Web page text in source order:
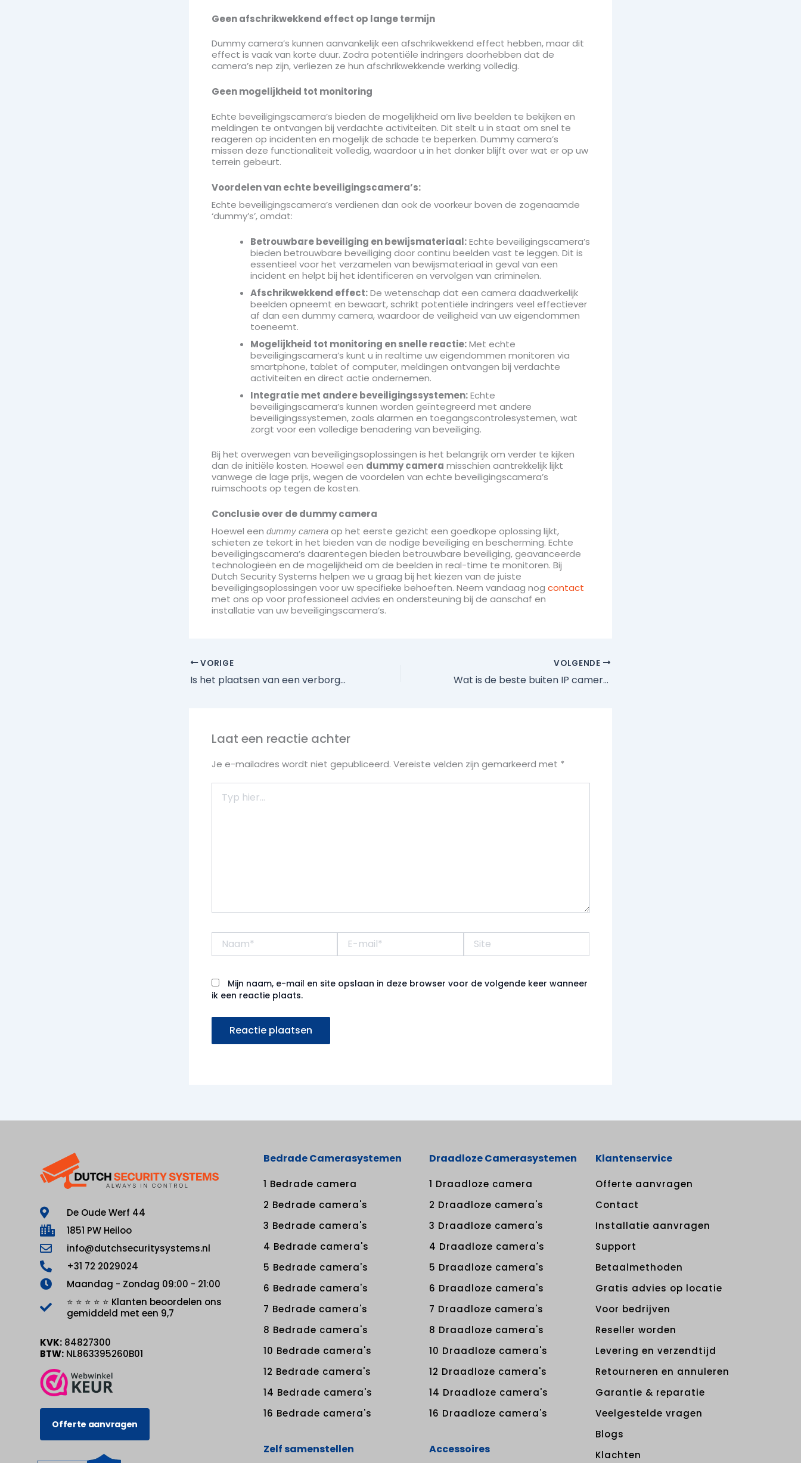
Geen afschrikwekkend effect op lange termijn
Dummy camera’s kunnen aanvankelijk een afschrikwekkend effect hebben, maar dit
effect is vaak van korte duur. Zodra potentiële indringers doorhebben dat de
camera’s nep zijn, verliezen ze hun afschrikwekkende werking volledig.
Geen mogelijkheid tot monitoring
Echte beveiligingscamera’s bieden de mogelijkheid om live beelden te bekijken en
meldingen te ontvangen bij verdachte activiteiten. Dit stelt u in staat om snel te
reageren op incidenten en mogelijk de schade te beperken. Dummy camera’s
missen deze functionaliteit volledig, waardoor u in het donker blijft over wat er op uw
terrein gebeurt.
Voordelen van echte beveiligingscamera’s:
Echte beveiligingscamera’s verdienen dan ook de voorkeur boven de zogenaamde
‘dummy’s’, omdat:
Betrouwbare beveiliging en bewijsmateriaal:Echte beveiligingscamera’s
bieden betrouwbare beveiliging door continu beelden vast te leggen. Dit is
essentieel voor het verzamelen van bewijsmateriaal in geval van een
incident en helpt bij het identificeren en vervolgen van criminelen.
Afschrikwekkend effect:De wetenschap dat een camera daadwerkelijk
beelden opneemt en bewaart, schrikt potentiële indringers veel effectiever
af dan een dummy camera, waardoor de veiligheid van uw eigendommen
toeneemt.
Mogelijkheid tot monitoring en snelle reactie:Met echte
beveiligingscamera’s kunt u in realtime uw eigendommen monitoren via
smartphone, tablet of computer, meldingen ontvangen bij verdachte
activiteiten en direct actie ondernemen.
Integratie met andere beveiligingssystemen:Echte
beveiligingscamera’s kunnen worden geïntegreerd met andere
beveiligingssystemen, zoals alarmen en toegangscontrolesystemen, wat
zorgt voor een volledige benadering van beveiliging.
Bij het overwegen van beveiligingsoplossingen is het belangrijk om verder te kijken
dan de initiële kosten. Hoewel een dummy camera misschien aantrekkelijk lijkt
vanwege de lage prijs, wegen de voordelen van echte beveiligingscamera’s
ruimschoots op tegen de kosten.
Conclusie over de dummy camera
Hoewel een dummy camera op het eerste gezicht een goedkope oplossing lijkt,
schieten ze tekort in het bieden van de nodige beveiliging en bescherming. Echte
beveiligingscamera’s daarentegen bieden betrouwbare beveiliging, geavanceerde
technologieën en de mogelijkheid om de beelden in real-time te monitoren. Bij
Dutch Security Systems helpen we u graag bij het kiezen van de juiste
beveiligingsoplossingen voor uw specifieke behoeften. Neem vandaag nog contact
met ons op voor professioneel advies en ondersteuning bij de aanschaf en
installatie van uw beveiligingscamera’s.
VORIGE
Is het plaatsen van een verborgen camera strafbaar?
VOLGENDE
Wat is de beste buiten IP camera?
Laat een reactie achter
Je e-mailadres wordt niet gepubliceerd. Vereiste velden zijn gemarkeerd met *
hier...
mail*
Mijn naam, e-mail en site opslaan in deze browser voor de volgende keer wanneer
ik een reactie plaats.
De Oude Werf 44
1851 PW Heiloo
info@dutchsecuritysystems.nl
+31 72 2029024
Maandag - Zondag 09:00 - 21:00
⭐ ⭐ ⭐ ⭐ ⭐ Klanten beoordelen ons
gemiddeld met een 9,7
KVK: 84827300
BTW: NL863395260B01
Offerte aanvragen
Bedrade Camerasystemen
1 Bedrade camera
2 Bedrade camera's
3 Bedrade camera's
4 Bedrade camera's
5 Bedrade camera's
6 Bedrade camera's
7 Bedrade camera's
8 Bedrade camera's
10 Bedrade camera's
12 Bedrade camera's
14 Bedrade camera's
16 Bedrade camera's
Zelf samenstellen
Draadloze Camerasystemen
1 Draadloze camera
2 Draadloze camera's
3 Draadloze camera's
4 Draadloze camera's
5 Draadloze camera's
6 Draadloze camera's
7 Draadloze camera's
8 Draadloze camera's
10 Draadloze camera's
12 Draadloze camera's
14 Draadloze camera's
16 Draadloze camera's
Accessoires
Klantenservice
Offerte aanvragen
Contact
Installatie aanvragen
Support
Betaalmethoden
Gratis advies op locatie
Voor bedrijven
Reseller worden
Levering en verzendtijd
Retourneren en annuleren
Garantie & reparatie
Veelgestelde vragen
Blogs
Klachten